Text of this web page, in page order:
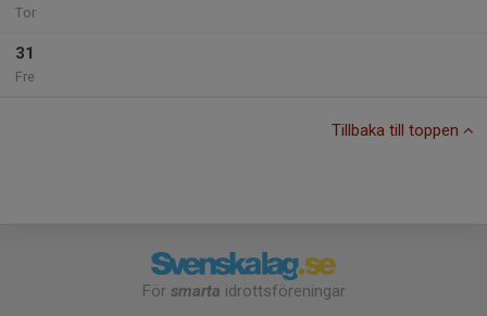
Tor
31
Fre
Tillbaka till toppen
För smarta idrottsföreningar